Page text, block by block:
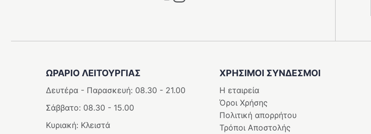
ΩΡΑΡΙΟ ΛΕΙΤΟΥΡΓΊΑΣ
Δευτέρα - Παρασκευή: 08.30 - 21.00
Σάββατο: 08.30 - 15.00
Κυριακή: Κλειστά
ΧΡΗΣΙΜΟΙ ΣΥΝΔΕΣΜΟΙ
Η εταιρεία
Όροι Χρήσης
Πολιτική απορρήτου
Τρόποι Αποστολής